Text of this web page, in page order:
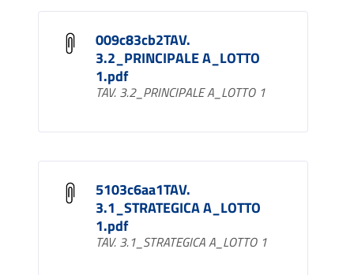
009c83cb2TAV.
3.2_PRINCIPALE A_LOTTO
1.pdf
TAV. 3.2_PRINCIPALE A_LOTTO 1
5103c6aa1TAV.
3.1_STRATEGICA A_LOTTO
1.pdf
TAV. 3.1_STRATEGICA A_LOTTO 1